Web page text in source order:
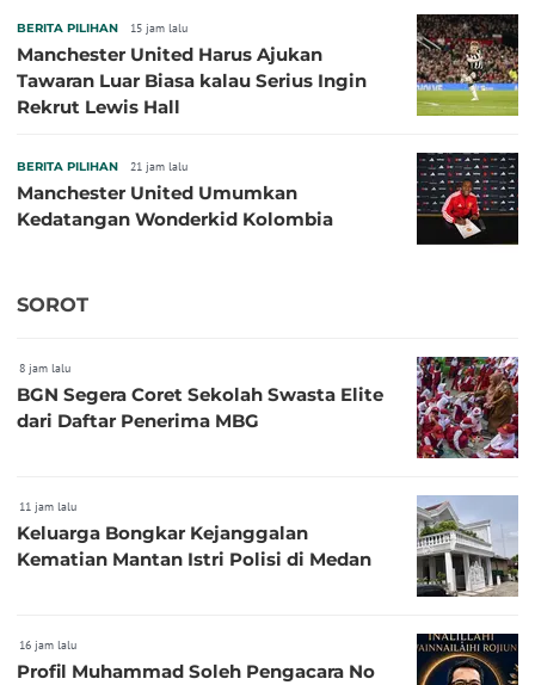
BERITA PILIHAN 15 jam lalu
Manchester United Harus Ajukan
Tawaran Luar Biasa kalau Serius Ingin
Rekrut Lewis Hall
BERITA PILIHAN 21 jam lalu
Manchester United Umumkan
Kedatangan Wonderkid Kolombia
SOROT
8 jam lalu
BGN Segera Coret Sekolah Swasta Elite
dari Daftar Penerima MBG
11 jam lalu
Keluarga Bongkar Kejanggalan
Kematian Mantan Istri Polisi di Medan
16 jam lalu
Profil Muhammad Soleh Pengacara No